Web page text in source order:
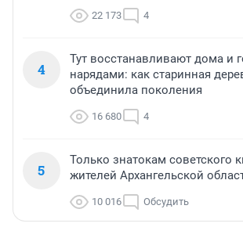
22 173 4
4
Тут восстанавливают дома и
нарядами: как старинная
объединила поколения
16 680 4
5
Только знатокам советского
жителей Архангельской
10 016 Обсудить